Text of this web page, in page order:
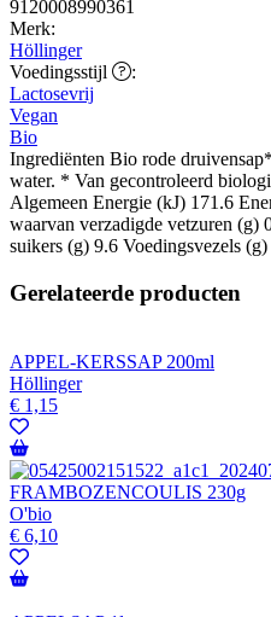
9120008990361
Merk:
Höllinger
Voedingsstijl
Voedingsstijl
:
Lactosevrij
Vegan
Bio
Ingrediënten Bio rode
water. * Van gecontroleerd
Algemeen Energie (kJ) 171.6
waarvan verzadigde vetzuren (g)
suikers (g) 9.6 Voedingsvezels
Gerelateerde producten
APPEL-KERSSAP 200ml
Höllinger
€ 1,15
FRAMBOZENCOULIS 230g
O'bio
€ 6,10